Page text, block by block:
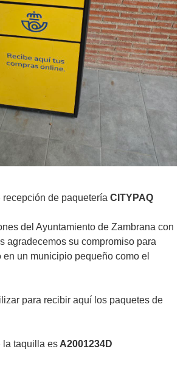
recepción de paquetería CITYPAQ
del Ayuntamiento de Zambrana con
agradecemos su compromiso para
un municipio pequeño como el
para recibir aquí los paquetes de
la taquilla esA2001234D